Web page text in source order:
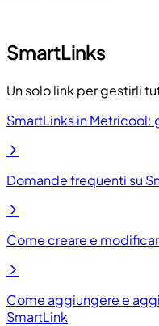
SmartLinks
Un solo link per gestirli
SmartLinks in
Domande frequenti su
Come creare e
Come aggiungere e
SmartLink